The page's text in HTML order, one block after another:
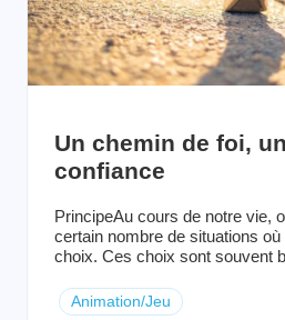
Un chemin de foi,
confiance
PrincipeAu cours de notre vie,
certain nombre de situations
choix. Ces choix sont souvent
Animation/Jeu